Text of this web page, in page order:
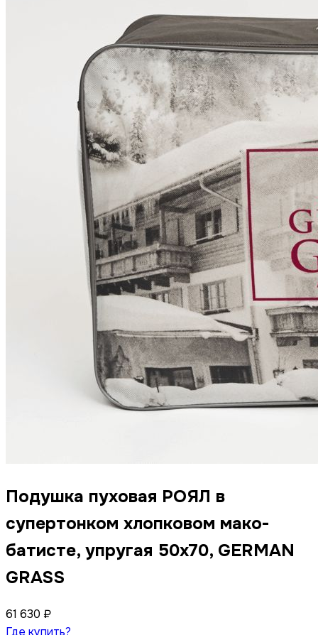
Подушка пуховая РОЯЛ в
супертонком хлопковом мако-
батисте, упругая 50x70, GERMAN
GRASS
61 630 ₽
Где купить?